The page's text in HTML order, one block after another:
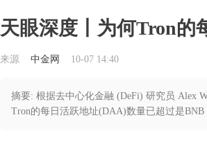
天眼深度丨为何Tron的
来源 中金网 10-07 14:40
摘要: 根据去中心化金融 (DeFi) 研究员 Alex
Tron的每日活跃地址(DAA)数量已超过是BNB